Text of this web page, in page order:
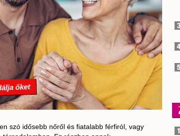
őket
szó idősebb nőről és fiatalabb férfiról, vagy